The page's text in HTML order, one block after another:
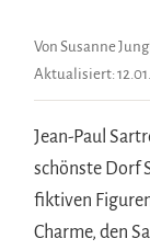
Von Susanne
Aktualisiert:
Jean-Paul
schönste Dorf
fiktiven
Charme, den